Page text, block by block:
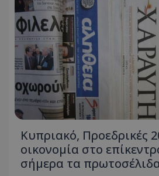
Κυπριακό, Προεδρικές
οικονομία στο
σήμερα τα